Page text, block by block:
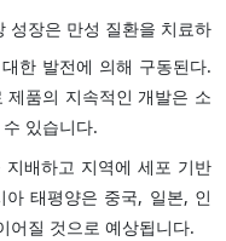
성장은 만성 질환을 치료하
한 발전에 의해 구동된다.
품의 지속적인 개발은 소
있습니다.
배하고 지역에 세포 기반
태평양은 중국, 일본, 인
어질 것으로 예상됩니다.